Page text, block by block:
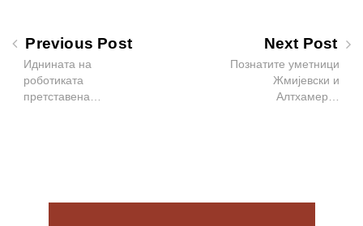
Previous Post
Иднината на
роботиката
претставена…
Next Post
Познатите уметници
Жмијевски и
Алтхамер…